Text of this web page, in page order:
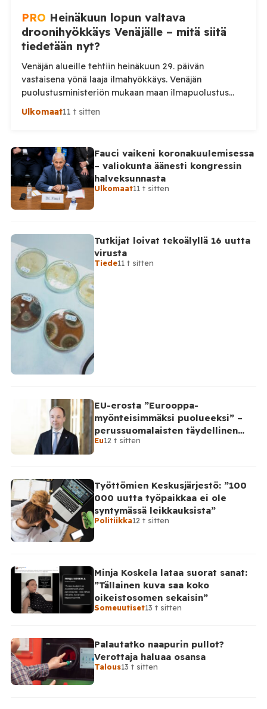
PRO Heinäkuun lopun valtava
droonihyökkäys Venäjälle – mitä siitä
tiedetään nyt?
Venäjän alueille tehtiin heinäkuun 29. päivän
vastaisena yönä laaja ilmahyökkäys. Venäjän
puolustusministeriön mukaan maan ilmapuolustus
torjui yön aikana 295 ukrainalaista lennokkia. Iskuissa
ilmapuolustus torjui yön aikana yhteensä 295
ukrainalaista lennokkia. Lennokkeja kerrotaan torjutun
useiden Venäjän alueiden sekä Mustanmeren ja
Asovanmeren yllä. Vakavimmat […]
Ulkomaat11 t sitten
Fauci vaikeni koronakuulemisessa
– valiokunta äänesti kongressin
halveksunnasta
Ulkomaat11 t sitten
Tutkijat loivat tekoälyllä 16 uutta
virusta
Tiede11 t sitten
EU-erosta ”Eurooppa-
myönteisimmäksi puolueeksi” –
perussuomalaisten täydellinen
takinkääntö
Eu12 t sitten
Työttömien Keskusjärjestö: ”100
000 uutta työpaikkaa ei ole
syntymässä leikkauksista”
Politiikka12 t sitten
Minja Koskela lataa suorat sanat:
”Tällainen kuva saa koko
oikeistosomen sekaisin”
Someuutiset13 t sitten
Palautatko naapurin pullot?
Verottaja haluaa osansa
Talous13 t sitten